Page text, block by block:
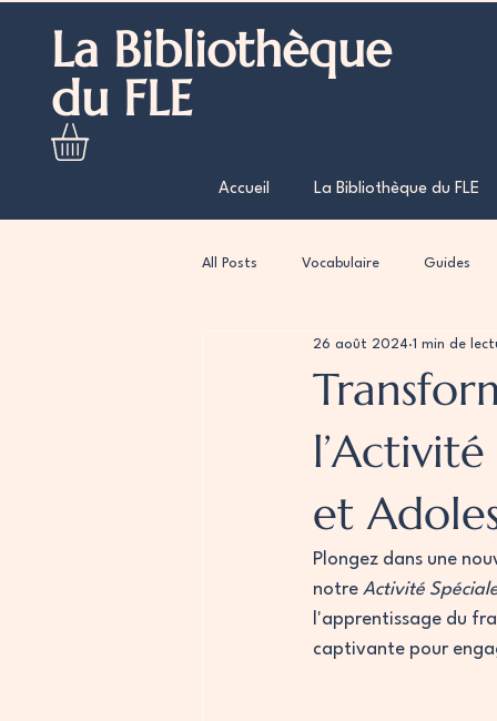
La Bibliothèque
du FLE
Accueil La Bibliothèque du FLE
All Posts Vocabulaire Guides
et
26 août 2024 1 min de
Plongez dans une
notre Activité
l'apprentissage du
captivante pour